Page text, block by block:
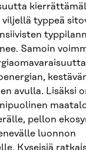
typpeä
Samoin
avulla. Lisäksi
pellon
luonnon
Kyseisiä